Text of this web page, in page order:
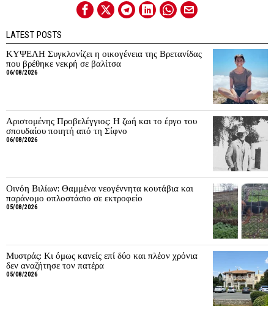
LATEST POSTS
ΚΥΨΕΛΗ Συγκλονίζει η οικογένεια της Βρετανίδας
που βρέθηκε νεκρή σε βαλίτσα
06/08/2026
Αριστομένης Προβελέγγιος: Η ζωή και το έργο του
σπουδαίου ποιητή από τη Σίφνο
06/08/2026
Οινόη Βιλίων: Θαμμένα νεογέννητα κουτάβια και
παράνομο οπλοστάσιο σε εκτροφείο
05/08/2026
Μυστράς: Κι όμως κανείς επί δύο και πλέον χρόνια
δεν αναζήτησε τον πατέρα
05/08/2026